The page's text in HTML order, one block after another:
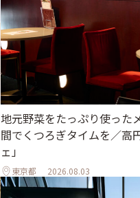
地元野菜をたっぷり使った
間でくつろぎタイムを／高
ェ」
東京都 2026.08.03